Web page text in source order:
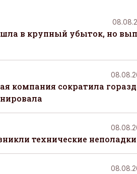
в крупный убыток, но
компания сократила
технические неполадки